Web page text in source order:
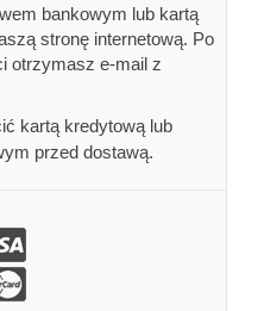
bankowym lub kartą
stronę internetową. Po
otrzymasz e-mail z
kartą kredytową lub
przed dostawą.